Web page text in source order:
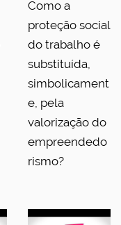
Como a
proteção social
do trabalho é
substituída,
simbolicament
e, pela
valorização do
empreendedo
rismo?